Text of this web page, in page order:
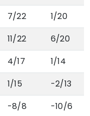
7/22
1/20
11/22
6/20
4/17
1/14
1/15
-2/13
-8/8
-10/6